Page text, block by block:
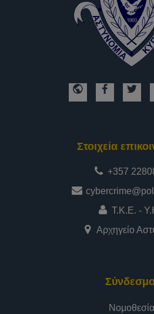
Στοιχεία
+357
Τ.Κ.Ε. -
Αρχηγείο
Νομοθεσία